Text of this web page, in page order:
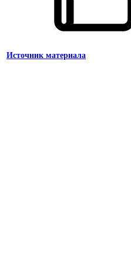
Источник материала